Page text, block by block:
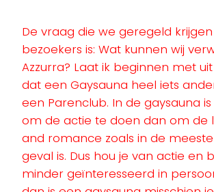
De vraag die we geregeld
bezoekers is: Wat kunnen wij
Azzurra? Laat ik beginnen met
dat een Gaysauna heel iets
een Parenclub. In de gaysauna
om de actie te doen dan om de
and romance zoals in de
geval is. Dus hou je van actie en
minder geïnteresseerd in